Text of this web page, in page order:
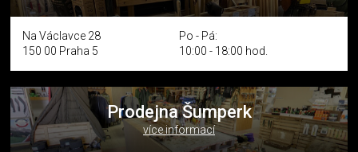
Na Václavce 28
150 00 Praha 5
Po - Pá:
10:00 - 18:00 hod.
Prodejna Šumperk
více informací